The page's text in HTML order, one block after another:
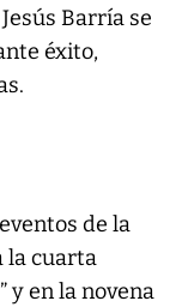
Barría se
éxito,
de la
la cuarta
y en la novena